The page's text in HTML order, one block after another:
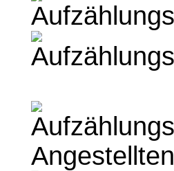
Angestellten